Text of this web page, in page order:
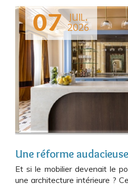
07
JUIL.
2026
Une réforme
Et si le mobilier devenait le
une architecture intérieure ?